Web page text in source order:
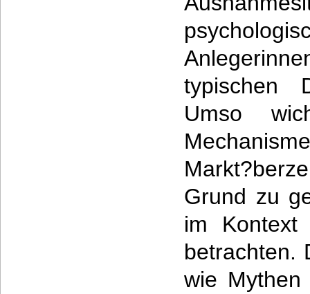
typischen
Umso
Grund zu
im Kontext
betrachten.
wie